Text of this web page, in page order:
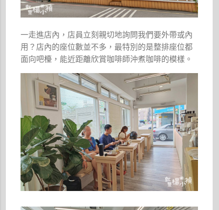
一走進店內，店員立刻親切地詢問我們要外帶或內
用？店內的座位數並不多，最特別的是整排座位都
面向吧檯，能近距離欣賞咖啡師沖煮咖啡的模樣。